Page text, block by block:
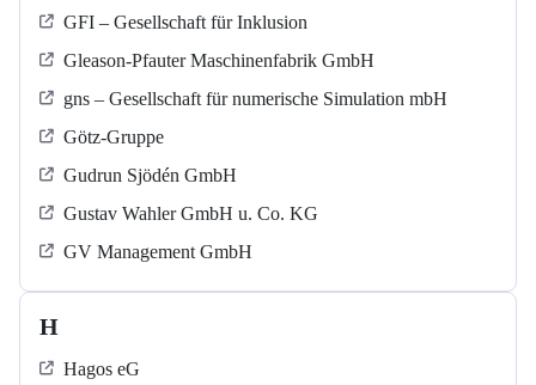
GFI – Gesellschaft für Inklusion
Gleason-Pfauter Maschinenfabrik GmbH
gns – Gesellschaft für numerische Simulation mbH
Götz-Gruppe
Gudrun Sjödén GmbH
Gustav Wahler GmbH u. Co. KG
GV Management GmbH
H
Hagos eG